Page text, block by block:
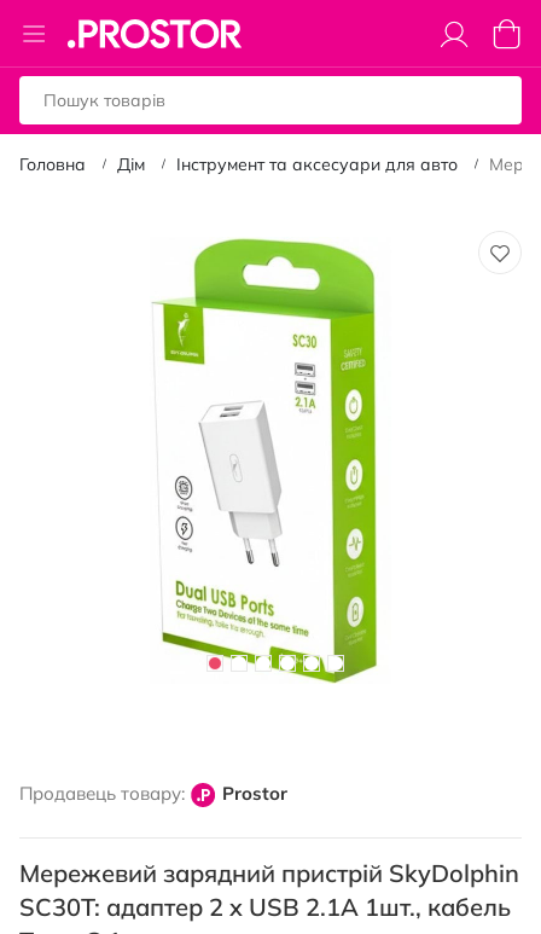
Toggle
Nav
Кошик
Головна Дім Інструмент та аксесуари для авто
початку
зображень
Продавець товару: Prostor
Мережевий зарядний пристрій SkyDolphin
SC30T: адаптер 2 x USB 2.1A 1шт., кабель